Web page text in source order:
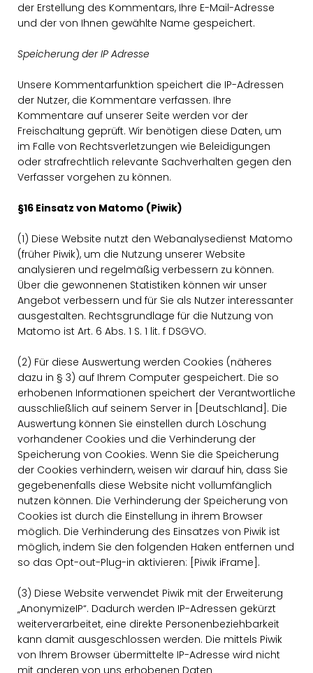
der Erstellung des Kommentars, Ihre E-Mail-Adresse
und der von Ihnen gewählte Name gespeichert.
Speicherung der IP Adresse
Unsere Kommentarfunktion speichert die IP-Adressen
der Nutzer, die Kommentare verfassen. Ihre
Kommentare auf unserer Seite werden vor der
Freischaltung geprüft. Wir benötigen diese Daten, um
im Falle von Rechtsverletzungen wie Beleidigungen
oder strafrechtlich relevante Sachverhalten gegen den
Verfasser vorgehen zu können.
§16 Einsatz von Matomo (Piwik)
(1) Diese Website nutzt den Webanalysedienst Matomo
(früher Piwik), um die Nutzung unserer Website
analysieren und regelmäßig verbessern zu können.
Über die gewonnenen Statistiken können wir unser
Angebot verbessern und für Sie als Nutzer interessanter
ausgestalten. Rechtsgrundlage für die Nutzung von
Matomo ist Art. 6 Abs. 1 S. 1 lit. f DSGVO.
(2) Für diese Auswertung werden Cookies (näheres
dazu in § 3) auf Ihrem Computer gespeichert. Die so
erhobenen Informationen speichert der Verantwortliche
ausschließlich auf seinem Server in [Deutschland]. Die
Auswertung können Sie einstellen durch Löschung
vorhandener Cookies und die Verhinderung der
Speicherung von Cookies. Wenn Sie die Speicherung
der Cookies verhindern, weisen wir darauf hin, dass Sie
gegebenenfalls diese Website nicht vollumfänglich
nutzen können. Die Verhinderung der Speicherung von
Cookies ist durch die Einstellung in ihrem Browser
möglich. Die Verhinderung des Einsatzes von Piwik ist
möglich, indem Sie den folgenden Haken entfernen und
so das Opt-out-Plug-in aktivieren: [Piwik iFrame].
(3) Diese Website verwendet Piwik mit der Erweiterung
AnonymizeIP“. Dadurch werden IP-Adressen gekürzt
weiterverarbeitet, eine direkte Personenbeziehbarkeit
kann damit ausgeschlossen werden. Die mittels Piwik
von Ihrem Browser übermittelte IP-Adresse wird nicht
mit anderen von uns erhobenen Daten